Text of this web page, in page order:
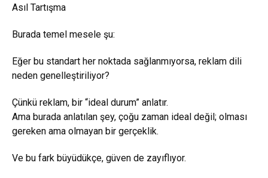
Asıl Tartışma
Burada temel mesele şu:
Eğer bu standart her noktada sağlanmıyorsa, reklam dili
neden genelleştiriliyor?
Çünkü reklam, bir “ideal durum” anlatır.
Ama burada anlatılan şey, çoğu zaman ideal değil; olması
gereken ama olmayan bir gerçeklik.
Ve bu fark büyüdükçe, güven de zayıflıyor.